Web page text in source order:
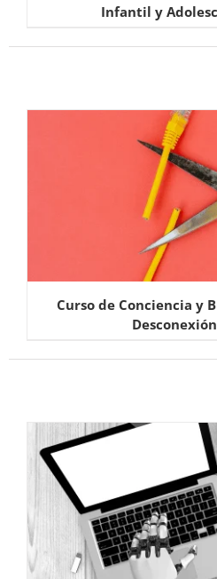
Infantil y
Curso de Conciencia y